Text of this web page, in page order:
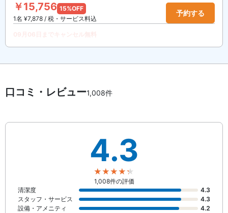
￥15,756 15%OFF
1名 ¥7,878 / 税・サービス料込
予約する
口コミ・レビュー1,008件
4.3
1,008件の評価
清潔度
4.3
スタッフ・サービス
4.3
設備・アメニティ
4.2